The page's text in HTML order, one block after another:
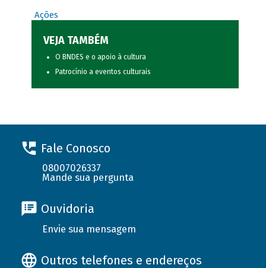
Ações
VEJA TAMBÉM
O BNDES e o apoio à cultura
Patrocínio a eventos culturais
Fale Conosco
08007026337
Mande sua pergunta
Ouvidoria
Envie sua mensagem
Outros telefones e endereços